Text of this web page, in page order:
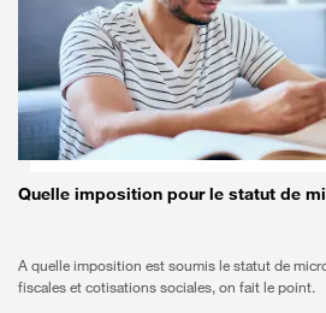
Quelle imposition pour le statut de
A quelle imposition est soumis le statut de
fiscales et cotisations sociales, on fait le point.